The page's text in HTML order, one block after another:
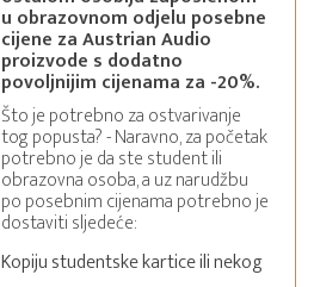
u obrazovnom odjelu posebne
cijene za Austrian Audio
proizvode s dodatno
povoljnijim cijenama za -20%.
Što je potrebno za ostvarivanje
tog popusta? - Naravno, za početak
potrebno je da ste student ili
obrazovna osoba, a uz narudžbu
po posebnim cijenama potrebno je
dostaviti sljedeće:
Kopiju studentske kartice ili nekog